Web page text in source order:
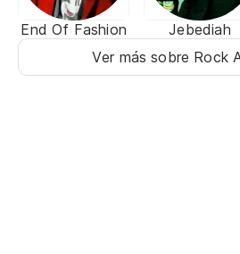
End Of Fashion Jebediah
Ver más sobre Rock